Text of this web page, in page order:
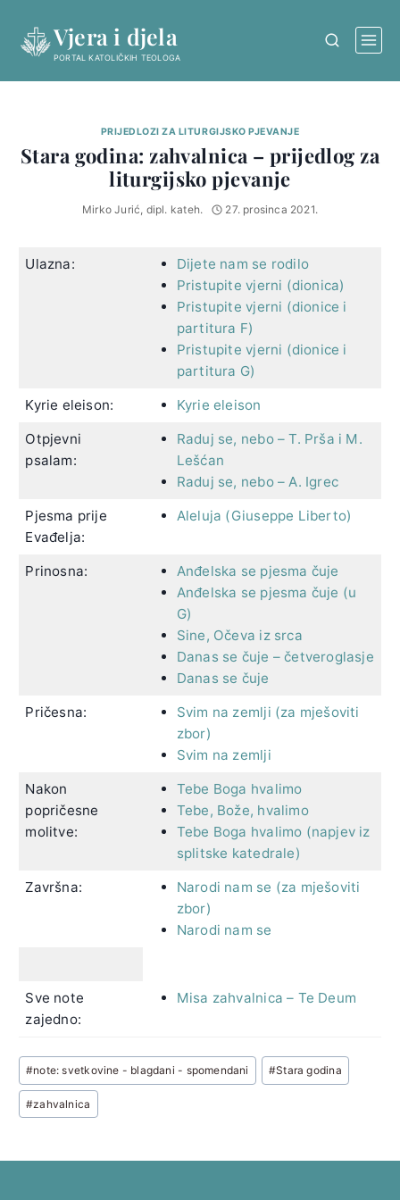
content
Vjera i djela
PORTAL KATOLIČKIH TEOLOGA
PRIJEDLOZI ZA LITURGIJSKO PJEVANJE
Stara godina: zahvalnica – prijedlog za
liturgijsko pjevanje
Mirko Jurić, dipl. kateh. 27. prosinca 2021.
Ulazna:
Dijete nam se rodilo
Pristupite vjerni (dionica)
Pristupite vjerni (dionice i
partitura F)
Pristupite vjerni (dionice i
partitura G)
Kyrie eleison:
Kyrie eleison
Otpjevni
psalam:
Raduj se, nebo – T. Prša i M.
Lešćan
Raduj se, nebo – A. Igrec
Pjesma prije
Evađelja:
Aleluja (Giuseppe Liberto)
Prinosna:
Anđelska se pjesma čuje
Anđelska se pjesma čuje (u
G)
Sine, Očeva iz srca
Danas se čuje – četveroglasje
Danas se čuje
Pričesna:
Svim na zemlji (za mješoviti
zbor)
Svim na zemlji
Nakon
popričesne
molitve:
Tebe Boga hvalimo
Tebe, Bože, hvalimo
Tebe Boga hvalimo (napjev iz
splitske katedrale)
Završna:
Narodi nam se (za mješoviti
zbor)
Narodi nam se
Sve note
zajedno:
Misa zahvalnica – Te Deum
Post
Tags:
#note: svetkovine - blagdani - spomendani #Stara godina
#zahvalnica